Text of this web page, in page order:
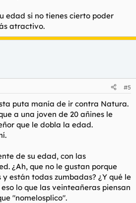
edad si no tienes cierto poder
atractivo.
#5
puta manía de ir contra Natura.
a una joven de 20 añines le
que le dobla la edad.
de su edad, con las
¿Ah, que no le gustan porque
están todas zumbadas? ¿Y qué le
lo que las veinteañeras piensan
"nomelosplico".